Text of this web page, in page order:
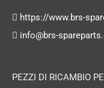
https://www.brs-
info@brs-
PEZZI DI RICAMBIO